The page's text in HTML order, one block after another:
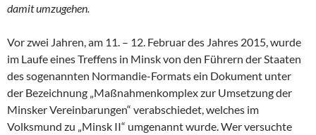
damit umzugehen.
Vor zwei Jahren, am 11. – 12. Februar des Jahres 2015, wurde
im Laufe eines Treffens in Minsk von den Führern der Staaten
des sogenannten Normandie-Formats ein Dokument unter
der Bezeichnung „Maßnahmenkomplex zur Umsetzung der
Minsker Vereinbarungen“ verabschiedet, welches im
Volksmund zu „Minsk II“ umgenannt wurde. Wer versuchte